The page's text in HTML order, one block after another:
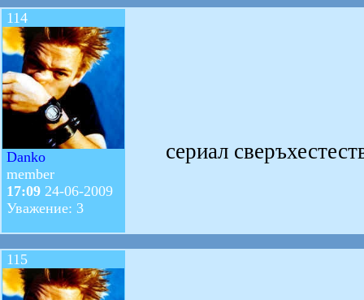
114
Danko
member
17:09 24-06-2009
Уважение: 3
сериал
115